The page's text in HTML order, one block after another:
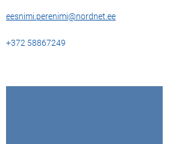
eesnimi.perenimi@nordnet.ee
+372 58867249